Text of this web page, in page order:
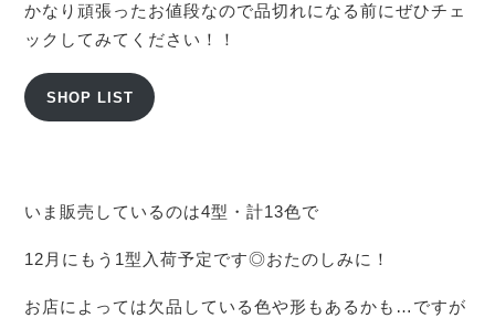
かなり頑張ったお値段なので品切れになる前にぜひチェ
ックしてみてください！！
SHOP LIST
いま販売しているのは4型・計13色で
12月にもう1型入荷予定です◎おたのしみに！
お店によっては欠品している色や形もあるかも…ですが